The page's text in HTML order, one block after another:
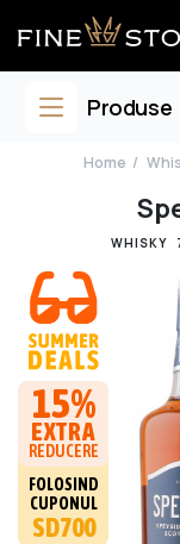
Produse
Home
WHISKY
15%
EXTRA
REDUCERE
FOLOSIND
CUPONUL
SD700